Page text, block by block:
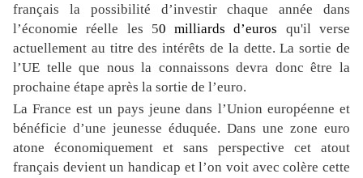
français la possibilité d’investirchaque annéedans
l’économieréelle les 50 milliards d’euros
qu'il verse
actuellement au titre des intérêts de la dette.La sortie de
l’UE telle que nous la connaissons devra donc être la
prochaine étape après la sortie de l’euro.
La France est un pays jeune dans l’Union européenne et
bénéficie d’une jeunesse éduquée. Dans une zone euro
atone économiquement et sans perspective cet atout
français devient un handicap et l’on voit avec colère cette